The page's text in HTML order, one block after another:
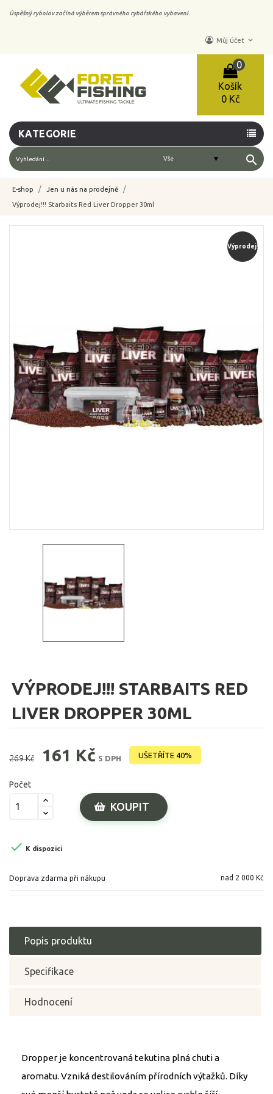
Úspěšný rybolov začíná výběrem správného rybářského vybavení.
Můj účet keyboard_arrow_down
Košík
0
0 Kč
KATEGORIE
search
E-shop Jen u nás na prodejně
Výprodej!!! Starbaits Red Liver Dropper 30ml
Výprodej!
VÝPRODEJ!!! STARBAITS RED
LIVER DROPPER 30ML
269 Kč 161 Kč S DPH UŠETŘÍTE 40%
Počet
KOUPIT
 K dispozici
Doprava zdarma při nákupu nad 2 000 Kč
Popis produktu
Specifikace
Hodnocení
Dropper je koncentrovaná tekutina plná chuti a
aromatu. Vzniká destilováním přírodních výtažků. Díky